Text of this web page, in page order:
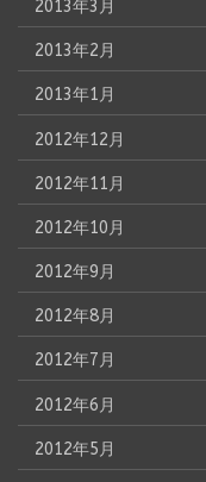
2013年3月
2013年2月
2013年1月
2012年12月
2012年11月
2012年10月
2012年9月
2012年8月
2012年7月
2012年6月
2012年5月